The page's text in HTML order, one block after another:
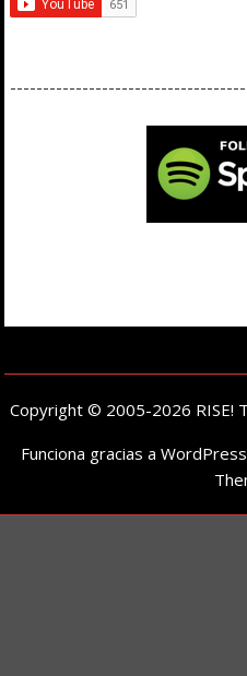
Copyright © 2005-2026 RISE!
Funciona gracias a WordPress